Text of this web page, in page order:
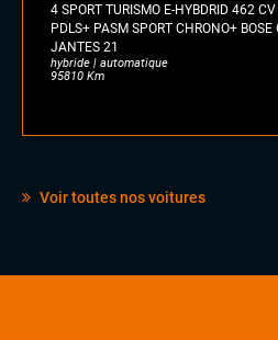
4 SPORT TURISMO E-HYBDRID 462
PDLS+ PASM SPORT CHRONO+ BOSE
JANTES 21
hybride | automatique
95810 Km
Voir toutes nos voitures